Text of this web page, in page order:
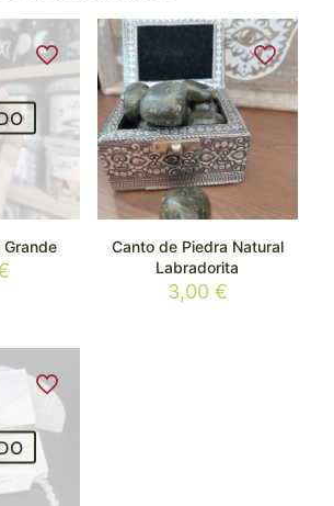
Canto de Piedra Natural
Labradorita
3,00 €